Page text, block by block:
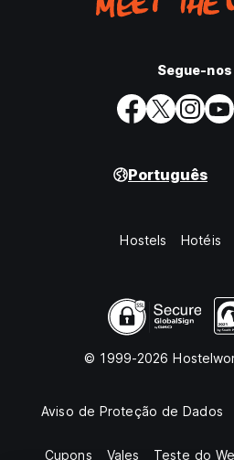
Segue-nos
Português
Hostels Hotéis
© 1999-2026
Aviso de Proteção de Dados
Cupons Vales Teste do